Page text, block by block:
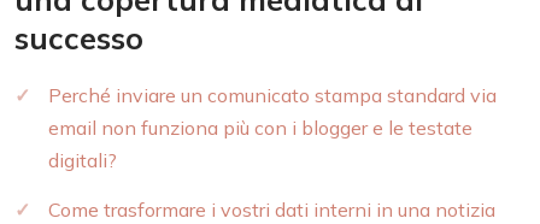
successo
Perché inviare un comunicato stampa standard via
email non funziona più con i blogger e le testate
digitali?
Come trasformare i vostri dati interni in una notizia